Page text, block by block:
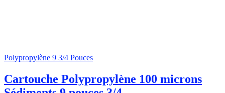
Polypropylène 9 3/4 Pouces
Cartouche Polypropylène 100 microns